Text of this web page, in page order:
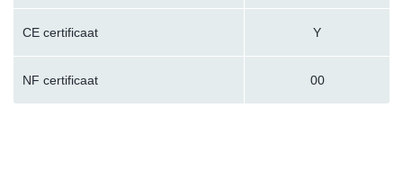
CE certificaat Y
NF certificaat 00